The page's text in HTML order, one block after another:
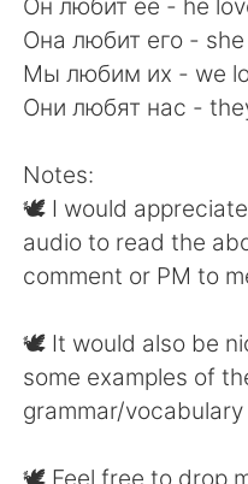
Она любит его -
Мы любим их - we
Они любят нас -
Notes:
🕊 I would
audio to read the
comment or PM to
🕊 It would also be
some examples of
grammar/vocabulary
🕊 Feel free to drop